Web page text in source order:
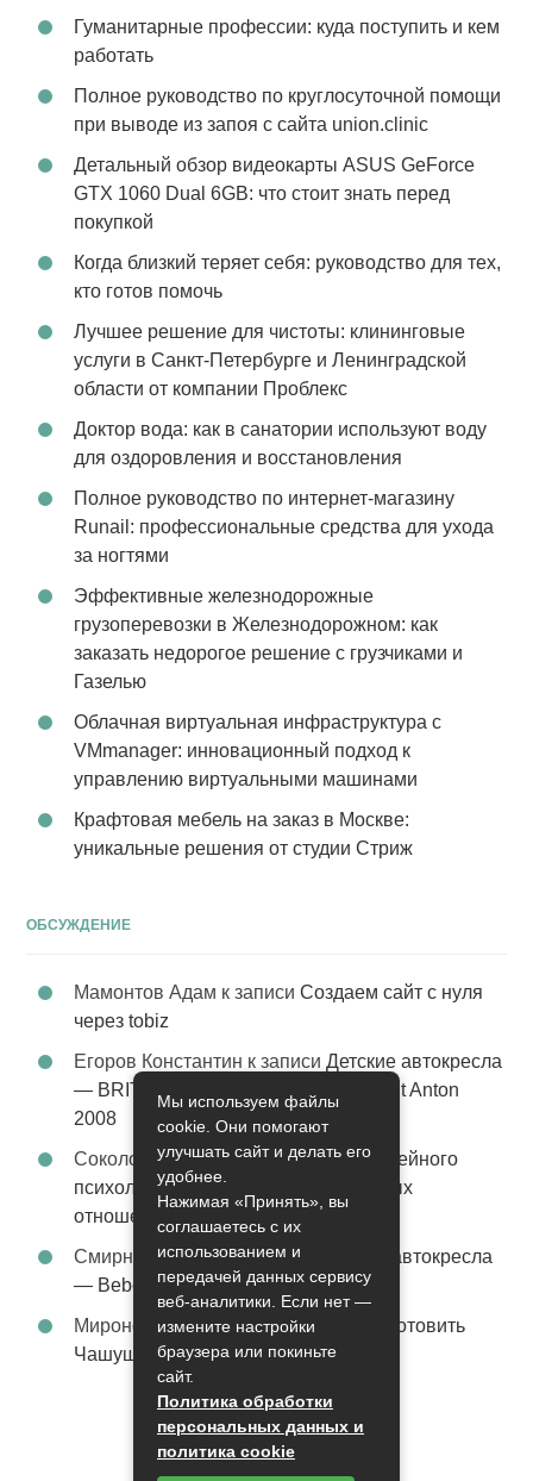
Гуманитарные профессии: куда поступить и кем
работать
Полное руководство по круглосуточной помощи
при выводе из запоя с сайта union.clinic
Детальный обзор видеокарты ASUS GeForce
GTX 1060 Dual 6GB: что стоит знать перед
покупкой
Когда близкий теряет себя: руководство для тех,
кто готов помочь
Лучшее решение для чистоты: клининговые
услуги в Санкт-Петербурге и Ленинградской
области от компании Проблекс
Доктор вода: как в санатории используют воду
для оздоровления и восстановления
Полное руководство по интернет-магазину
Runail: профессиональные средства для ухода
за ногтями
Эффективные железнодорожные
грузоперевозки в Железнодорожном: как
заказать недорогое решение с грузчиками и
Газелью
Облачная виртуальная инфраструктура с
VMmanager: инновационный подход к
управлению виртуальными машинами
Крафтовая мебель на заказ в Москве:
уникальные решения от студии Стриж
ОБСУЖДЕНИЕ
Мамонтов Адам к записиСоздаем сайт с нуля
через tobiz
Егоров Константин к записиДетские автокресла
— BRITAX Evolva 1-2-3 (1-2-3) цвет St Anton
2008
Соколова Эльзак записиУслуги семейного
психолога – стабильность в семейных
отношениях
Смирнова Грацияк записи
Детские автокресла
— Bebe Confort Moby цвет Orange
Миронов Никифорк записи
Как приготовить
Чашушули
Мы используем файлы
cookie. Они помогают
улучшать сайт и делать его
удобнее.
Нажимая «Принять», вы
соглашаетесь с их
использованием и
передачей данных сервису
веб-аналитики. Если нет —
измените настройки
браузера или покиньте
сайт.
Политика обработки
персональных данных и
политика cookie